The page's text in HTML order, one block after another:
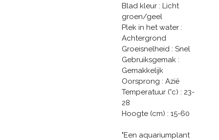
Blad kleur : Licht
groen/geel
Plek in het water :
Achtergrond
Groeisnelheid : Snel
Gebruiksgemak :
Gemakkelijk
Oorsprong : Azië
Temperatuur (°c) : 23-
28
Hoogte (cm) : 15-60
"Een aquariumplant